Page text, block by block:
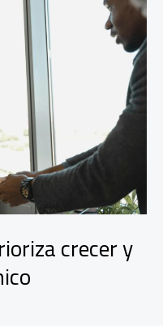
crecer y